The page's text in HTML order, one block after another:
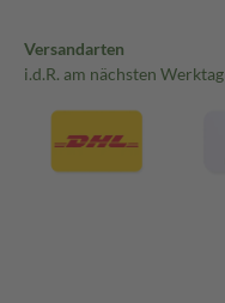
Versandarten
i.d.R. am nächsten Werktag